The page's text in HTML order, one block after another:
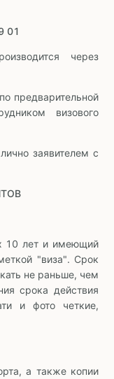
01
через
предварительной
визового
заявителем с
10 лет и имеющий
"виза". Срок
не раньше, чем
срока действия
и фото четкие,
а также копии